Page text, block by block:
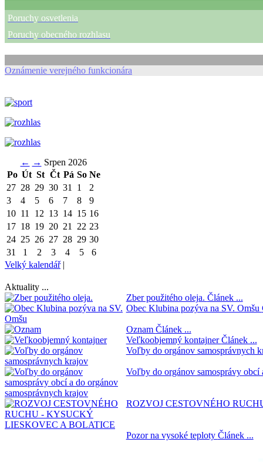
Poruchy osvetlenia
Poruchy obecného rozhlasu
Oznámenie verejného funkcionára
← → Srpen 2026
Po Út St Čt Pá So Ne
27 28 29 30 31 1
2
3
4 5 6 7 8
9
10 11 12 13 14 15 16
17 18 19 20 21 22 23
24 25 26 27 28 29 30
31
1 2 3 4 5
6
Velký kalendář|
Aktuality ...
Zber použitého oleja. Článek ...
Obec Klubina pozýva na SV. Omšu
Oznam Článek ...
Veľkoobjemný kontajnerČlánek ...
Voľby do orgánov samosprávnych
Voľby do orgánov samosprávy
ROZVOJ CESTOVNÉHO
Pozor na vysoké teploty Článek ...